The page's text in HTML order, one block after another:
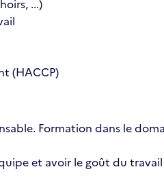
...)
(HACCP)
Formation dans le
et avoir le goût du